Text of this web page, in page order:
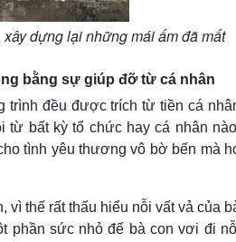
dựng lại những mái ấm đã mất
bằng sự giúp đỡ từ cá nhân
trình đều được trích từ tiền cá
từ bất kỳ tổ chức hay cá nhân
tình yêu thương vô bờ bến mà
vì thế rất thấu hiểu nỗi vất vả của
phần sức nhỏ để bà con vơi đi